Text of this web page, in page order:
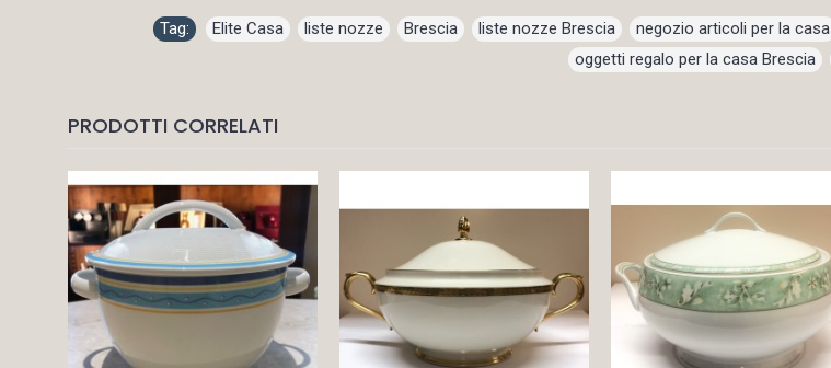
Tag: Elite Casa liste nozze Brescia liste nozze Brescia negozio articoli per la casa
oggetti regalo per la casa Brescia ,
PRODOTTI CORRELATI